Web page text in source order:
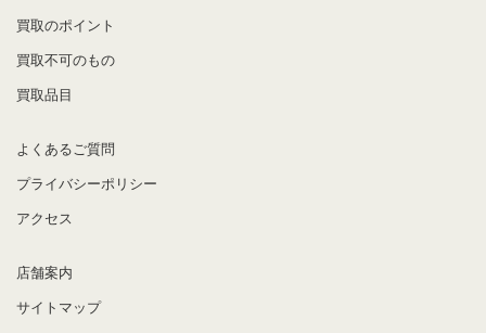
買取のポイント
買取不可のもの
買取品目
よくあるご質問
プライバシーポリシー
アクセス
店舗案内
サイトマップ